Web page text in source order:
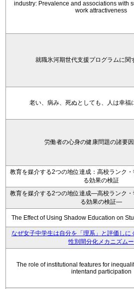
industry: Prevalence and associations with
work attractiveness
就職氷河期世代支援プログラムに関
老い、病み、死ぬとしても、人は幸福
労働者の心身の健康問題の諸要
教育を媒介する2つの地位達成：高校ランク・
る効果の検証
教育を媒介する2つの地位達成―高校ランク・
る効果の検証―
The Effect of Using Shadow Education on
なぜ女子中学生は自分を「理系」と評価し
性別間分化メカニズムー
The role of institutional features for
intentand participation